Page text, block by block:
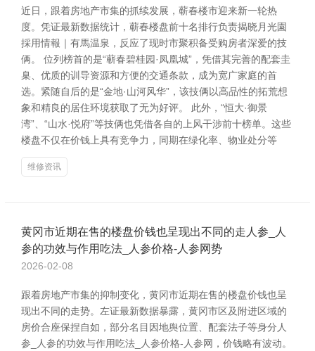
近日，跟着房地产市集的抓续发展，蕲春楼市迎来新一轮热
度。凭证最新数据统计，蕲春楼盘前十名排行负责揭晓月光園
採用情報｜有馬温泉，反应了现时市聚积备受购房者深爱的技
俩。 位列榜首的是“蕲春碧桂园·凤凰城”，凭借其完善的配套圭
臬、优质的训导资源和方便的交通条款，成为宽广家庭的首
选。紧随自后的是“金地·山河风华”，该技俩以高品性的拓荒想
象和精良的居住环境获取了无为好评。 此外，“恒大·御景
湾”、“山水·悦府”等技俩也凭借各自的上风干涉前十榜单。这些
楼盘不仅在价钱上具有竞争力，同期在绿化率、物业处分等
维修资讯
黄冈市近期在售的楼盘价钱也呈现出不同的走人参_人
参的功效与作用吃法_人参价格-人参网势
2026-02-08
跟着房地产市集的抑制变化，黄冈市近期在售的楼盘价钱也呈
现出不同的走势。左证最新数据暴露，黄冈市区及附进区域的
房价合座保捏自如，部分名目因地舆位置、配套法子等身分人
参_人参的功效与作用吃法_人参价格-人参网，价钱略有波动。